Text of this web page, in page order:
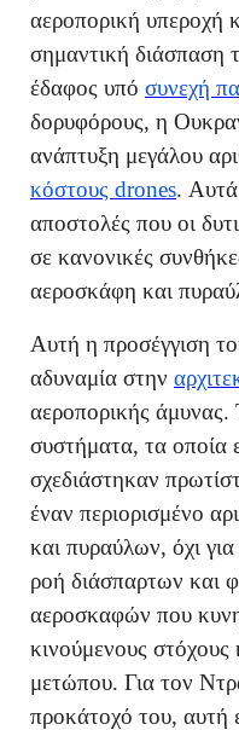
αεροπορική υπεροχή
σημαντική διάσπαση
έδαφος υπό συνεχή
δορυφόρους, η
ανάπτυξη μεγάλου
κόστους drones. Αυτά
αποστολές που οι
σε κανονικές
αεροσκάφη και
Αυτή η προσέγγιση
αδυναμία στην
αεροπορικής άμυνας.
συστήματα, τα οποία
σχεδιάστηκαν
έναν περιορισμένο
και πυραύλων, όχι
ροή διάσπαρτων και
αεροσκαφών που
κινούμενους στόχους
μετώπου. Για τον
προκάτοχό του, αυτή